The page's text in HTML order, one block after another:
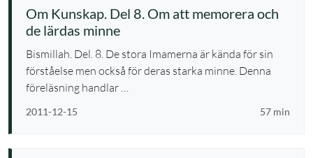
Om Kunskap. Del 8. Om att memorera och
de lärdas minne
Bismillah. Del. 8. De stora Imamerna är kända för sin
förståelse men också för deras starka minne. Denna
föreläsning handlar …
2011-12-15 57 min